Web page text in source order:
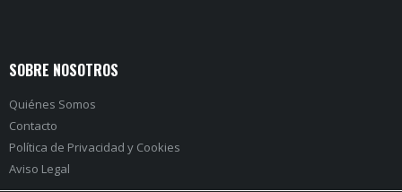
SOBRE NOSOTROS
Quiénes Somos
Contacto
Política de Privacidad y Cookies
Aviso Legal